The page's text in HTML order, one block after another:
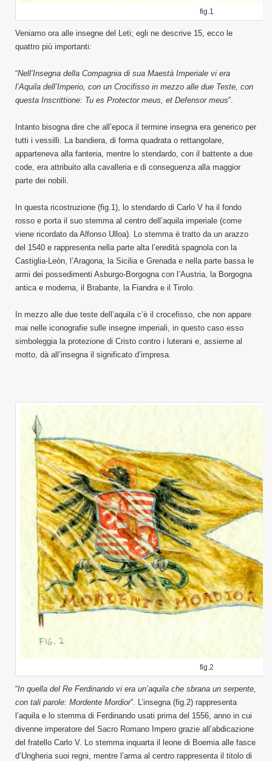
fig.1
Veniamo ora alle insegne del Leti; egli ne descrive 15, ecco le
quattro più importanti:
“Nell’Insegna della Compagnia di sua Maestà Imperiale vi era
l’Aquila dell’Imperio, con un Crocifisso in mezzo alle due Teste, con
questa Inscrittione: Tu es Protector meus, et Defensor meus”.
Intanto bisogna dire che all’epoca il termine insegna era generico per
tutti i vessilli. La bandiera, di forma quadrata o rettangolare,
apparteneva alla fanteria, mentre lo stendardo, con il battente a due
code, era attribuito alla cavalleria e di conseguenza alla maggior
parte dei nobili.
In questa ricostruzione (fig.1), lo stendardo di Carlo V ha il fondo
rosso e porta il suo stemma al centro dell’aquila imperiale (come
viene ricordato da Alfonso Ulloa). Lo stemma è tratto da un arazzo
del 1540 e rappresenta nella parte alta l’eredità spagnola con la
Castiglia-Leòn, l’Aragona, la Sicilia e Grenada e nella parte bassa le
armi dei possedimenti Asburgo-Borgogna con l’Austria, la Borgogna
antica e moderna, il Brabante, la Fiandra e il Tirolo.
In mezzo alle due teste dell’aquila c’è il crocefisso, che non appare
mai nelle iconografie sulle insegne imperiali, in questo caso esso
simboleggia la protezione di Cristo contro i luterani e, assieme al
motto, dà all’insegna il significato d’impresa.
fig.2
“In quella del Re Ferdinando vi era un’aquila che sbrana un serpente,
con tali parole: Mordente Mordior”. L’insegna (fig.2) rappresenta
l’aquila e lo stemma di Ferdinando usati prima del 1556, anno in cui
divenne imperatore del Sacro Romano Impero grazie all’abdicazione
del fratello Carlo V. Lo stemma inquarta il leone di Boemia alle fasce
d’Ungheria suoi regni, mentre l’arma al centro rappresenta il titolo di